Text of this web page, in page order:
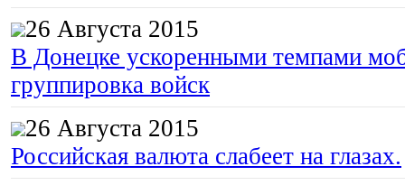
26 Августа 2015
В Донецке ускоренными темпами
группировка войск
26 Августа 2015
Российская валюта слабеет на глазах.